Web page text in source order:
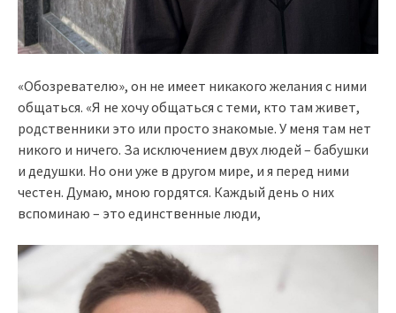
«Обозревателю», он не имеет никакого желания с ними
общаться. «Я не хочу общаться с теми, кто там живет,
родственники это или просто знакомые. У меня там нет
никого и ничего. За исключением двух людей – бабушки
и дедушки. Но они уже в другом мире, и я перед ними
честен. Думаю, мною гордятся. Каждый день о них
вспоминаю – это единственные люди,